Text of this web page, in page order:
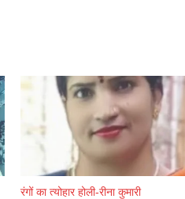
रंगों का त्योहार होली-रीना कुमारी